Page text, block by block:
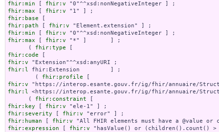
fhir:min [ fhir:v
fhir:max [ fhir:v
fhir:base
fhir:path [ fhir:v
fhir:min [ fhir:v
fhir:max [ fhir:v "*" ]       ] ;
      (
fhir:type
fhir:code
fhir:v
fhir:l fhir:Extension         ] ;
        (
fhir:profile
fhir:v
fhir:l <https://interop.esante.gouv.fr/ig/fhir/annuaire/
      (
fhir:constraint
fhir:key [ fhir:v
fhir:severity [ fhir:v
fhir:human [ fhir:v
fhir:expression [ fhir:v